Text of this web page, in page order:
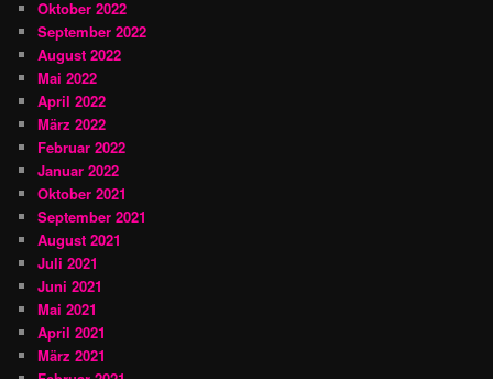
Oktober 2022
September 2022
August 2022
Mai 2022
April 2022
März 2022
Februar 2022
Januar 2022
Oktober 2021
September 2021
August 2021
Juli 2021
Juni 2021
Mai 2021
April 2021
März 2021